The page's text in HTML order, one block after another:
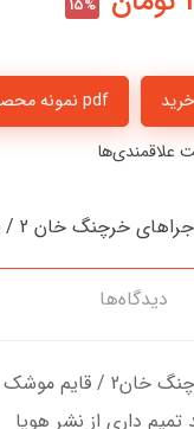
pdf نمونه محصول
خان 2 / قایم موشک خرچنگی
دیدگاه‌ها
کتاب ماجراهای خرچنگ
داری از نشر هوپا